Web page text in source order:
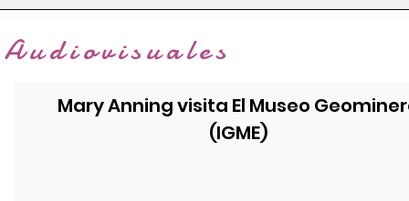
Audiovisuales
Mary Anning visita El Museo
(IGME)